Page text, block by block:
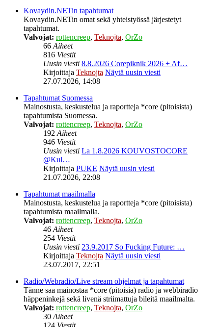
Kovaydin.NETin tapahtumat
Kovaydin.NETin omat sekä yhteistyössä järjestetyt
tapahtumat.
Valvojat: rottencreep, Teknojta, OrZo
66Aiheet
816 Viestit
Uusin viesti 8.8.2026 Corepiknik 2026 + Af…
Kirjoittaja Teknojta Näytä uusin viesti
27.07.2026, 14:08
Tapahtumat Suomessa
Mainostusta, keskustelua ja raportteja *core (pitoisista)
tapahtumista Suomessa.
Valvojat: rottencreep, Teknojta, OrZo
192Aiheet
946 Viestit
Uusin viesti La 1.8.2026 KOUVOSTOCORE
@Kul…
Kirjoittaja PUKE Näytä uusin viesti
21.07.2026, 22:08
Tapahtumat maailmalla
Mainostusta, keskustelua ja raportteja *core (pitoisista)
tapahtumista maailmalla.
Valvojat: rottencreep, Teknojta, OrZo
46Aiheet
254 Viestit
Uusin viesti 23.9.2017 So Fucking Future: …
Kirjoittaja Teknojta Näytä uusin viesti
23.07.2017, 22:51
Radio/Webradio/Live stream ohjelmat ja tapahtumat
Tänne saa mainostaa *core (pitoisia) radio ja webbiradio
häppeninkejä sekä livenä striimattuja bileitä maailmalta.
Valvojat: rottencreep, Teknojta, OrZo
30Aiheet